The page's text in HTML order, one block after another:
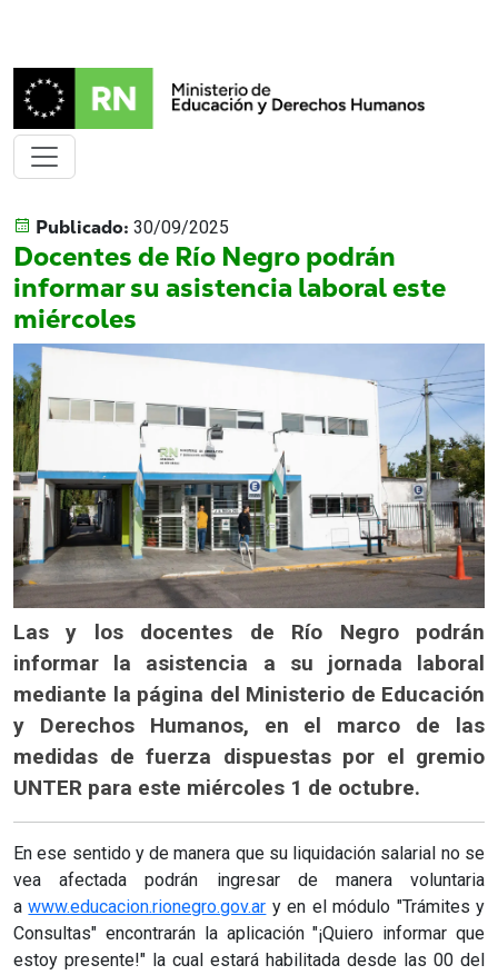
Publicado: 30/09/2025
Docentes de Río Negro podrán
informar su asistencia laboral este
miércoles
Las y los docentes de Río Negro podrán
informar la asistencia a su jornada laboral
mediante la página del Ministerio de Educación
y Derechos Humanos, en el marco de las
medidas de fuerza dispuestas por el gremio
UNTER para este miércoles 1 de octubre.
En ese sentido y de manera que su liquidación salarial no se
vea afectada podrán ingresar de manera voluntaria
awww.educacion.rionegro.gov.ar y en el módulo "Trámites y
Consultas" encontrarán la aplicación "¡Quiero informar que
estoy presente!" la cual estará habilitada desde las 00 del